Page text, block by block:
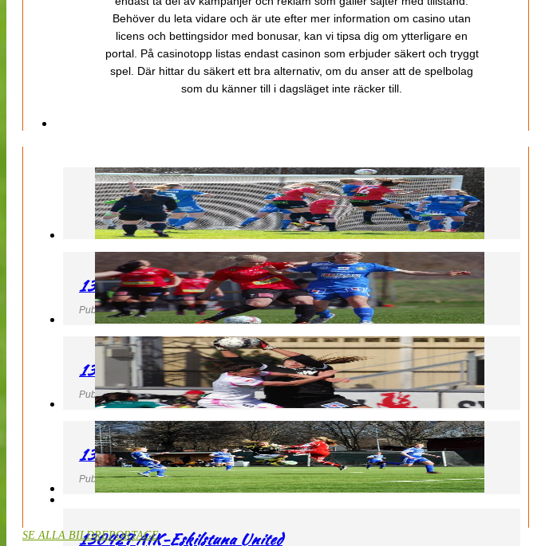
Behöver du leta vidare och är ute efter mer information om casino utan
licens och bettingsidor med bonusar, kan vi tipsa dig om ytterligare en
portal. På casinotopp listas endast casinon som erbjuder säkert och tryggt
spel. Där hittar du säkert ett bra alternativ, om du anser att de spelbolag
som du känner till i dagsläget inte räcker till.
130427 LB 07 – QBIK
Publicerad 27 April 2013, 22:40
130427 IF Limhamn Bunkeflo – QBIK
Publicerad 27 April 2013, 21:10
130427 LdB FC Malmö – Mallbackens IF
Publicerad 27 April 2013, 20:54
130427 AIK-Eskilstuna United
SE ALLA BILDREPORTAGE